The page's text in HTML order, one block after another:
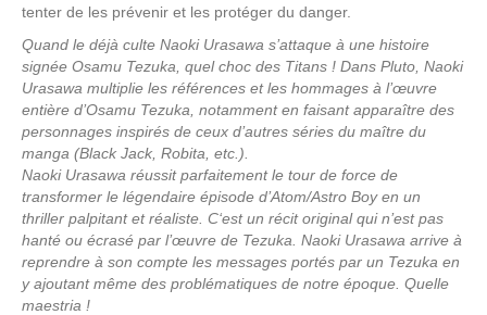
tenter de les prévenir et les protéger du danger.
Quand le déjà culte Naoki Urasawa s’attaque à une histoire
signée Osamu Tezuka, quel choc des Titans ! Dans Pluto, Naoki
Urasawa multiplie les références et les hommages à l’œuvre
entière d’Osamu Tezuka, notamment en faisant apparaître des
personnages inspirés de ceux d’autres séries du maître du
manga (Black Jack, Robita, etc.).
Naoki Urasawa réussit parfaitement le tour de force de
transformer le légendaire épisode d’Atom/Astro Boy en un
thriller palpitant et réaliste. C‘est un récit original qui n’est pas
hanté ou écrasé par l’œuvre de Tezuka. Naoki Urasawa arrive à
reprendre à son compte les messages portés par un Tezuka en
y ajoutant même des problématiques de notre époque. Quelle
maestria !